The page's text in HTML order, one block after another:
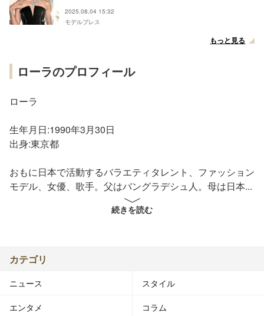
2025.08.04 15:32
モデルプレス
もっと見る
ローラのプロフィール
ローラ
生年月日:1990年3月30日
出身:東京都
おもに日本で活動するバラエティタレント、ファッション
モデル、女優、歌手。父はバングラデシュ人。母は日本人
の血を4分の3、ロシア人の血を4分の1受け継ぐ、いわゆ
るクォーター。国籍は未詳。身長165cm。東京都出身。
番組などへのタレントとしての出演も活発で、会話の合間
ことから誰彼なしに、いわゆるタメ口で接するキャラクタ
続きを読む
カテゴリ
ニュース スタイル
エンタメ コラム